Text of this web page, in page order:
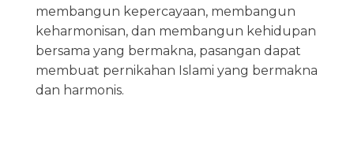
membangun kepercayaan, membangun
keharmonisan, dan membangun kehidupan
bersama yang bermakna, pasangan dapat
membuat pernikahan Islami yang bermakna
dan harmonis.